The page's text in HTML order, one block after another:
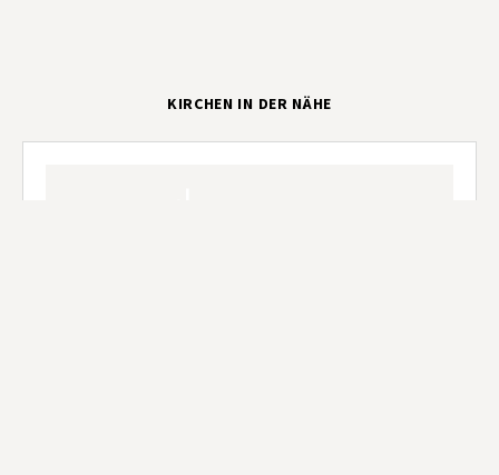
KIRCHEN IN DER NÄHE